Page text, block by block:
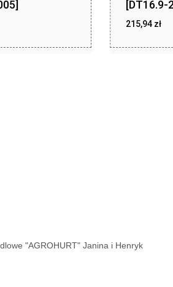
[DT16.9-
215,94 zł
"AGROHURT" Janina i Henryk